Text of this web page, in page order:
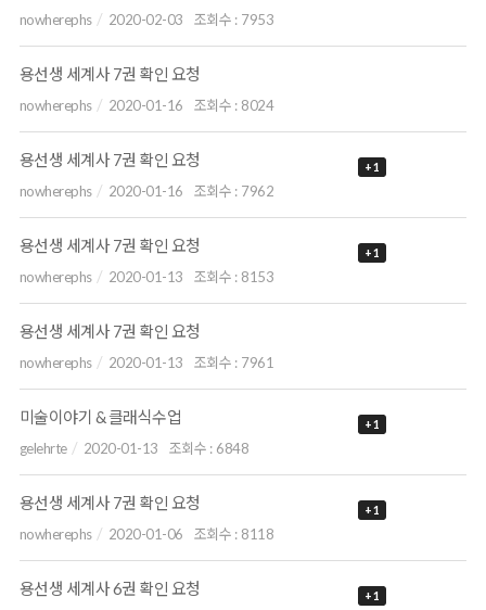
nowherephs 2020-02-03 조회수 : 7953
용선생 세계사 7권 확인 요청
nowherephs 2020-01-16 조회수 : 8024
용선생 세계사 7권 확인 요청 + 1
nowherephs 2020-01-16 조회수 : 7962
용선생 세계사 7권 확인 요청 + 1
nowherephs 2020-01-13 조회수 : 8153
용선생 세계사 7권 확인 요청
nowherephs 2020-01-13 조회수 : 7961
미술이야기 & 클래식수업 + 1
gelehrte 2020-01-13 조회수 : 6848
용선생 세계사 7권 확인 요청 + 1
nowherephs 2020-01-06 조회수 : 8118
용선생 세계사 6권 확인 요청 + 1